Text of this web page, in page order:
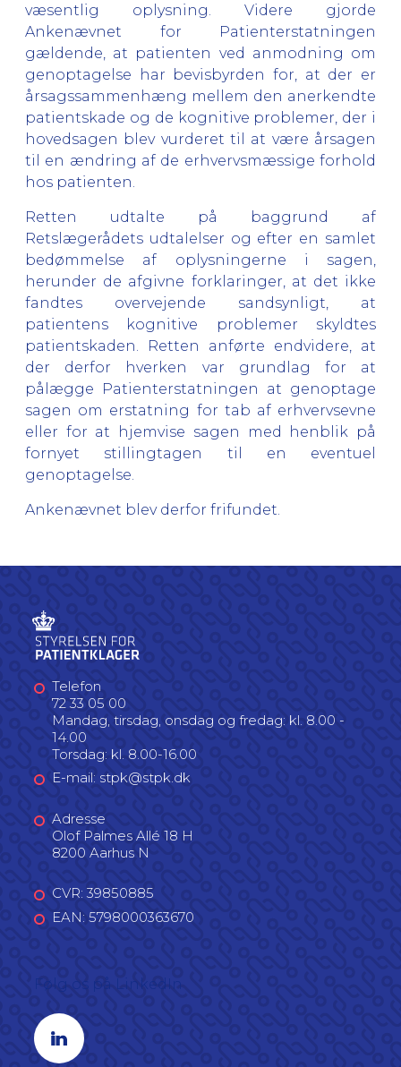
væsentlig oplysning. Videre gjorde
Ankenævnet for Patienterstatningen
gældende, at patienten ved anmodning om
genoptagelse har bevisbyrden for, at der er
årsagssammenhæng mellem den anerkendte
patientskade og de kognitive problemer, der i
hovedsagen blev vurderet til at være årsagen
til en ændring af de erhvervsmæssige forhold
hos patienten.
Retten udtalte på baggrund af
Retslægerådets udtalelser og efter en samlet
bedømmelse af oplysningerne i sagen,
herunder de afgivne forklaringer, at det ikke
fandtes overvejende sandsynligt, at
patientens kognitive problemer skyldtes
patientskaden. Retten anførte endvidere, at
der derfor hverken var grundlag for at
pålægge Patienterstatningen at genoptage
sagen om erstatning for tab af erhvervsevne
eller for at hjemvise sagen med henblik på
fornyet stillingtagen til en eventuel
genoptagelse.
Ankenævnet blev derfor frifundet.
Telefon
72 33 05 00
Mandag, tirsdag, onsdag og fredag: kl. 8.00 -
14.00
Torsdag: kl. 8.00-16.00
E-mail: stpk@stpk.dk
Adresse
Olof Palmes Allé 18 H
8200 Aarhus N
CVR: 39850885
EAN: 5798000363670
Linkedin profil